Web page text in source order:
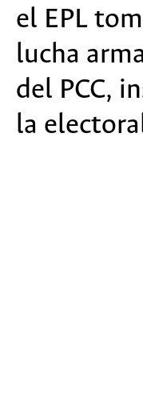
el EPL
lucha
del PCC,
la